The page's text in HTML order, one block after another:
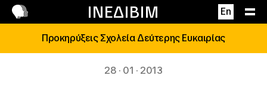
ΙΝΕΔΙΒΙΜ En
Επικοινωνία
Προκηρύξεις Σχολεία Δεύτερης Ευκαιρίας
28 · 01 · 2013